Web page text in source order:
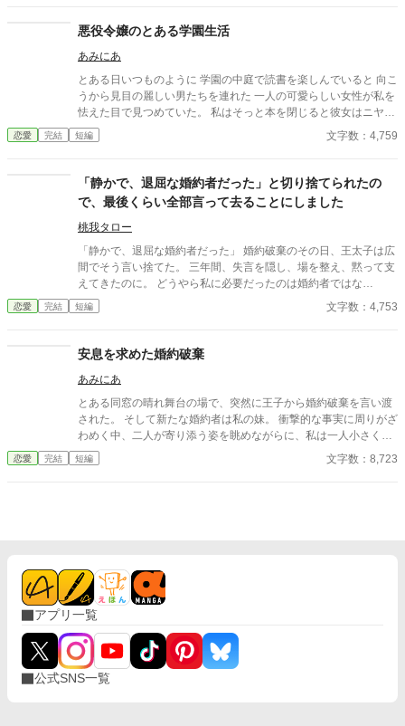
て ・3作目：追放されない重戦士は、商人になりたかっただけな
のに ・4作目：婚約破棄で返り討ちにされた元王子、「真実の
話。
悪役令嬢のとある学園生活
あみにあ
とある日いつものように 学園の中庭で読書を楽しんでいると 向こ
うから見目の麗しい男たちを連れた 一人の可愛らしい女性が私を
怯えた目で見つめていた。 私はそっと本を閉じると彼女はニヤリ
と笑みを浮かべると私の方へ近づいてくる……。 ヤンデレ王子×
溺愛にホラーを混ぜてみました。 短編ですので気軽に読んでみて
恋愛 完結 短編 文字数：4,759
「静かで、退屈な婚約者だった」と切り捨てられたの
で、最後くらい全部言って去ることにしました
桃我タロー
「静かで、退屈な婚約者だった」 婚約破棄のその日、王太子は広
間でそう言い捨てた。 三年間、失言を隠し、場を整え、黙って支
えてきたのに。 どうやら私に必要だったのは婚約者ではな
く、“便利な人”という役割だけだったらしい。 しかも隣には、つ
い三日前まで殿下の従兄に求婚していた令嬢まで立っていて―
て終わるつもりだった令嬢が、自分の声を取り戻す話。
恋愛 完結 短編 文字数：4,753
安息を求めた婚約破棄
あみにあ
とある同窓の晴れ舞台の場で、突然に王子から婚約破棄を言い渡
された。 そして新たな婚約者は私の妹。 衝撃的な事実に周りがざ
わめく中、二人が寄り添う姿を眺めながらに、私は一人小さくほ
くそ笑んだのだった。 そう全ては計画通り。 これで全てから解放
される。 ……けれども事はそう上手くいかなくて。 そんな令嬢の
恋愛 完結 短編 文字数：8,723
アプリ一覧
公式SNS一覧